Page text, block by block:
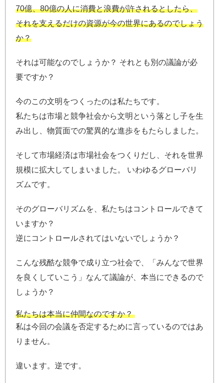
70億、80億の人に消費と浪費が許されるとしたら、
それを支えるだけの資源が今の世界にあるのでしょう
か？
それは可能なのでしょうか？ それとも別の議論が必
要ですか？
今のこの文明をつくったのは私たちです。
私たちは市場と競争社会から文明という落とし子を生
み出し、物質面での驚異的な進歩をもたらしました。
そして市場経済は市場社会をつくりだし、それを世界
規模に拡大してしまいました。 いわゆるグローバリ
ズムです。
そのグローバリズムを、私たちはコントロールできて
いますか？
逆にコントロールされてはいないでしょうか？
こんな残酷な競争で成り立つ社会で、「みんなで世界
を良くしていこう」なんて議論が、本当にできるので
しょうか？
私たちは本当に仲間なのですか？
私は今回の会議を否定するために言っているのではあ
りません。
違います。逆です。